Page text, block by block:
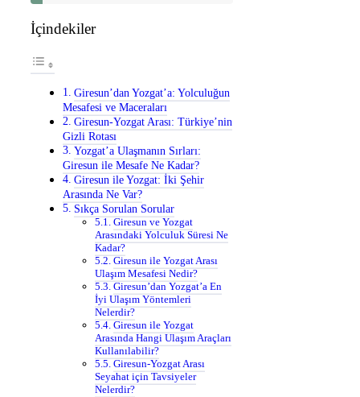
İçindekiler
Giresun’dan Yozgat’a: Yolculuğun
Mesafesi ve Maceraları
Giresun-Yozgat Arası: Türkiye’nin
Gizli Rotası
Yozgat’a Ulaşmanın Sırları:
Giresun ile Mesafe Ne Kadar?
Giresun ile Yozgat: İki Şehir
Arasında Ne Var?
Sıkça Sorulan Sorular
Giresun ve Yozgat
Arasındaki Yolculuk Süresi Ne
Kadar?
Giresun ile Yozgat Arası
Ulaşım Mesafesi Nedir?
Giresun’dan Yozgat’a En
İyi Ulaşım Yöntemleri
Nelerdir?
Giresun ile Yozgat
Arasında Hangi Ulaşım Araçları
Kullanılabilir?
Giresun-Yozgat Arası
Seyahat için Tavsiyeler
Nelerdir?